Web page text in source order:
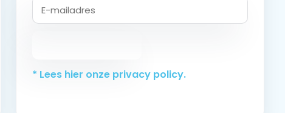
* Lees hier onze privacy policy.